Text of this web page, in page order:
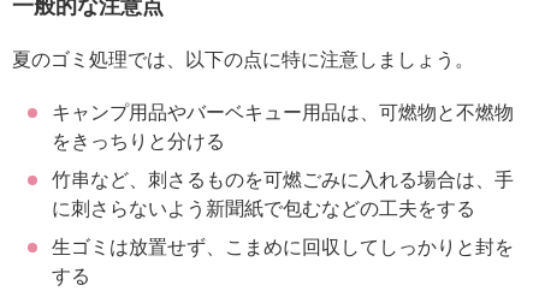
一般的な注意点
夏のゴミ処理では、以下の点に特に注意しましょう。
キャンプ用品やバーベキュー用品は、可燃物と不燃物
をきっちりと分ける
竹串など、刺さるものを可燃ごみに入れる場合は、手
に刺さらないよう新聞紙で包むなどの工夫をする
生ゴミは放置せず、こまめに回収してしっかりと封を
する